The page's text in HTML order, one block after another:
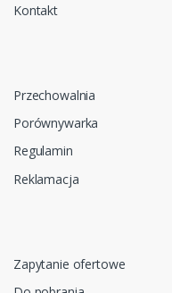
Kontakt
Przechowalnia
Porównywarka
Regulamin
Reklamacja
Zapytanie ofertowe